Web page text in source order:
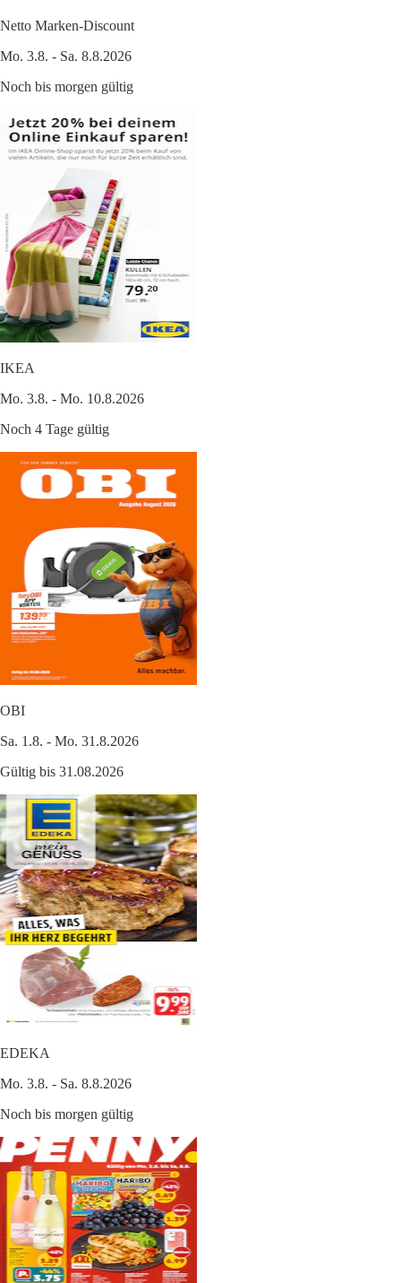
Netto Marken-Discount
Mo. 3.8. - Sa. 8.8.2026
Noch bis morgen gültig
IKEA
Mo. 3.8. - Mo. 10.8.2026
Noch 4 Tage gültig
OBI
Sa. 1.8. - Mo. 31.8.2026
Gültig bis 31.08.2026
EDEKA
Mo. 3.8. - Sa. 8.8.2026
Noch bis morgen gültig